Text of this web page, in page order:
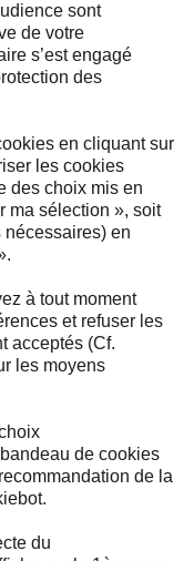
sont
de votre
s’est engagé
des
en cliquant sur
les cookies
des choix mis en
ma sélection », soit
en
à tout moment
et refuser les
acceptés (Cf.
les moyens
de cookies
de la
du